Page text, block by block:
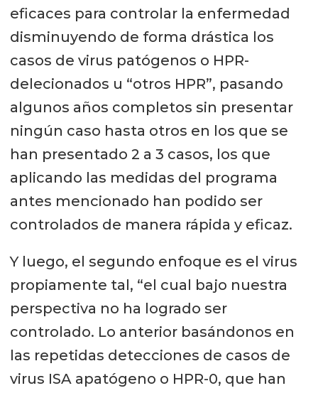
eficaces para controlar la enfermedad
disminuyendo de forma drástica los
casos de virus patógenos o HPR-
delecionados u “otros HPR”, pasando
algunos años completos sin presentar
ningún caso hasta otros en los que se
han presentado 2 a 3 casos, los que
aplicando las medidas del programa
antes mencionado han podido ser
controlados de manera rápida y eficaz.
Y luego, el segundo enfoque es el virus
propiamente tal, “el cual bajo nuestra
perspectiva no ha logrado ser
controlado. Lo anterior basándonos en
las repetidas detecciones de casos de
virus ISA apatógeno o HPR-0, que han